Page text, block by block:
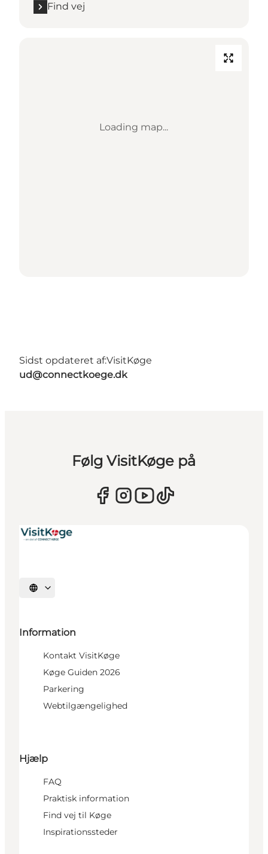
Find vej
Loading map...
Sidst opdateret af:VisitKøge
ud@connectkoege.dk
Følg VisitKøge på
Vælg sprog
Information
Kontakt VisitKøge
Køge Guiden 2026
Parkering
Webtilgængelighed
Hjælp
FAQ
Praktisk information
Find vej til Køge
Inspirationssteder